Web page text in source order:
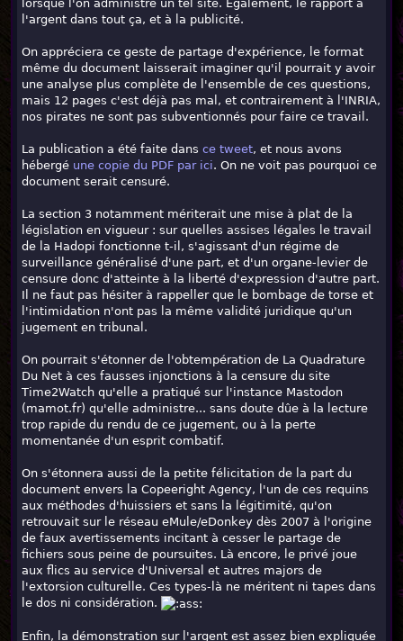
lorsque l'on administre un tel site. Egalement, le rapport à
l'argent dans tout ça, et à la publicité.
On appréciera ce geste de partage d'expérience, le format
même du document laisserait imaginer qu'il pourrait y avoir
une analyse plus complète de l'ensemble de ces questions,
mais 12 pages c'est déjà pas mal, et contrairement à l'INRIA,
nos pirates ne sont pas subventionnés pour faire ce travail.
La publication a été faite dans ce tweet, et nous avons
hébergé une copie du PDF par ici. On ne voit pas pourquoi ce
document serait censuré.
La section 3 notamment mériterait une mise à plat de la
législation en vigueur : sur quelles assises légales le travail
de la Hadopi fonctionne t-il, s'agissant d'un régime de
surveillance généralisé d'une part, et d'un organe-levier de
censure donc d'atteinte à la liberté d'expression d'autre part.
Il ne faut pas hésiter à rappeller que le bombage de torse et
l'intimidation n'ont pas la même validité juridique qu'un
jugement en tribunal.
On pourrait s'étonner de l'obtempération de La Quadrature
Du Net à ces fausses injonctions à la censure du site
Time2Watch qu'elle a pratiqué sur l'instance Mastodon
(mamot.fr) qu'elle administre... sans doute dûe à la lecture
trop rapide du rendu de ce jugement, ou à la perte
momentanée d'un esprit combatif.
On s'étonnera aussi de la petite félicitation de la part du
document envers la Copeeright Agency, l'un de ces requins
aux méthodes d'huissiers et sans la légitimité, qu'on
retrouvait sur le réseau eMule/eDonkey dès 2007 à l'origine
de faux avertissements incitant à cesser le partage de
fichiers sous peine de poursuites. Là encore, le privé joue
aux flics au service d'Universal et autres majors de
l'extorsion culturelle. Ces types-là ne méritent ni tapes dans
le dos ni considération.
Enfin, la démonstration sur l'argent est assez bien expliquée